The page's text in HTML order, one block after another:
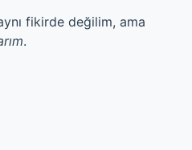
fikirde değilim, ama
.